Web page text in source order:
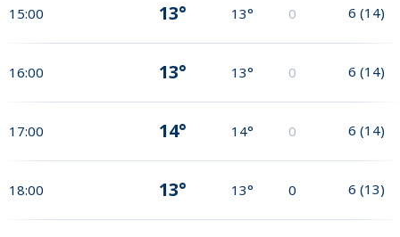
15:00 13° 13° 0 6 (14)
16:00 13° 13° 0 6 (14)
17:00 14° 14° 0 6 (14)
18:00 13° 13° 0 6 (13)